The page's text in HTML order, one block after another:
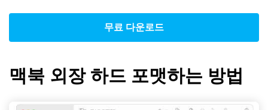
무료 다운로드
맥북 외장 하드 포맷하는 방법